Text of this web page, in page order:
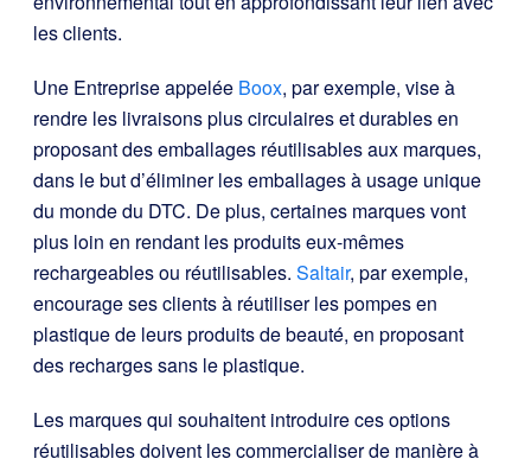
les clients.
Une Entreprise appelée Boox, par exemple, vise à
rendre les livraisons plus circulaires et durables en
proposant des emballages réutilisables aux marques,
dans le but d’éliminer les emballages à usage unique
du monde du DTC. De plus, certaines marques vont
plus loin en rendant les produits eux-mêmes
rechargeables ou réutilisables. Saltair, par exemple,
encourage ses clients à réutiliser les pompes en
plastique de leurs produits de beauté, en proposant
des recharges sans le plastique.
Les marques qui souhaitent introduire ces options
réutilisables doivent les commercialiser de manière à